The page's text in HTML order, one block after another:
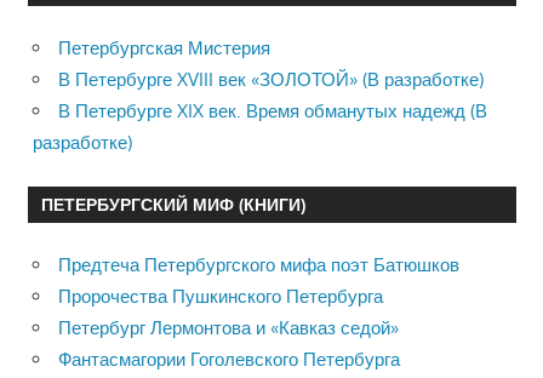
Петербургская Мистерия
В Петербурге XVIII век «ЗОЛОТОЙ» (В разработке)
В Петербурге XIX век. Время обманутых надежд (В
разработке)
ПЕТЕРБУРГСКИЙ МИФ (КНИГИ)
Предтеча Петербургского мифа поэт Батюшков
Пророчества Пушкинского Петербурга
Петербург Лермонтова и «Кавказ седой»
Фантасмагории Гоголевского Петербурга